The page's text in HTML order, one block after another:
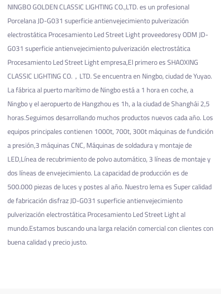
NINGBO GOLDEN CLASSIC LIGHTING CO.,LTD. es un profesional
Porcelana JD-G031 superficie antienvejecimiento pulverización
electrostática Procesamiento Led Street Light proveedoresyODM JD-
G031 superficie antienvejecimiento pulverización electrostática
Procesamiento Led Street Light empresa,El primero es SHAOXING
CLASSIC LIGHTING CO.，LTD. Se encuentra en Ningbo, ciudad de Yuyao.
La fábrica al puerto marítimo de Ningbo está a 1 hora en coche, a
Ningbo y el aeropuerto de Hangzhou es 1h, a la ciudad de Shanghái 2,5
horas.Seguimos desarrollando muchos productos nuevos cada año. Los
equipos principales contienen 1000t, 700t, 300t máquinas de fundición
a presión,3 máquinas CNC, Máquinas de soldadura y montaje de
LED,Línea de recubrimiento de polvo automático, 3 líneas de montaje y
dos líneas de envejecimiento. La capacidad de producción es de
500.000 piezas de luces y postes al año. Nuestro lema es Super calidad
de fabricacióndisfraz JD-G031 superficie antienvejecimiento
pulverización electrostática Procesamiento Led Street Lightal
mundo.Estamos buscando una larga relación comercial con clientes con
buena calidad y precio justo.